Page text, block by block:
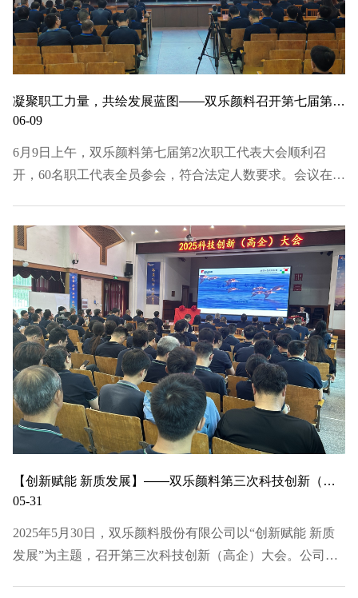
凝聚职工力量，共绘发展蓝图——双乐颜料召开第七届第2次职工代表大会
06-09
6月9日上午，双乐颜料第七届第2次职工代表大会顺利召
开，60名职工代表全员参会，符合法定人数要求。会议在庄
履职规章的议案》，经投票表决，以上议案全部通过。整
个…
【创新赋能 新质发展】——双乐颜料第三次科技创新（高企）大会圆满闭幕
05-31
2025年5月30日，双乐颜料股份有限公司以“创新赋能 新质
发展”为主题，召开第三次科技创新（高企）大会。公司科